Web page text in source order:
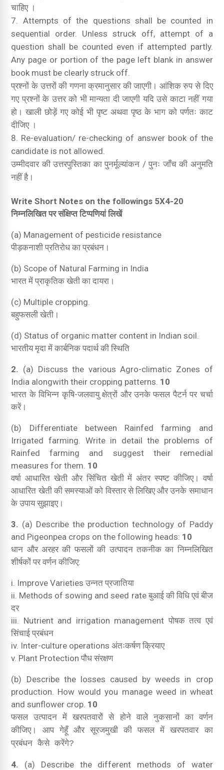
चाहिए ।
Attempts of the questions shall be counted in
sequential order. Unless struck off, attempt of a
question shall be counted even if attempted partly.
Any page or portion of the page left blank in answer
book must be clearly struck off.
प्रश्नों के उत्तरों की गणना क्रमानुसार की जाएगी। आंशिक रुप से दिए
गए प्रश्नों के उत्तर को भी मान्यता दी जाएगी यदि उसे काटा नहीं गया
हो। खाली छोड़ें गए कोई भी पृष्ट अथवा पृष्ठ के भाग को पर्णतः काट
दीजिए ।
Re-evaluation/ re-checking of answer book of the
candidate is not allowed.
उम्मीदवार की उत्तरपुस्तिका का पुनर्मूल्यांकन / पुनः जाँच की अनुमति
नहीं है।
Write Short Notes on the followings 5X4-20
निम्नलिखित पर संक्षिप्त टिप्पणियां लिखें
(a) Management of pesticide resistance
पीड़कनाशी प्रतिरोध का प्रबंधन।
(b) Scope of Natural Farming in India
भारत में प्राकृतिक खेती का दायरा।
(c) Multiple cropping.
बहुफसली खेती।
(d) Status of organic matter content in Indian soil.
भारतीय मृदा में कार्बनिक पदार्थ की स्थिति
2. (a) Discuss the various Agro-climatic Zones of
India alongwith their cropping patterns. 10
भारत के विभिन्न कृषि-जलवायु क्षेत्रों और उनके फसल पैटर्न पर चर्चा
करें।
(b) Differentiate between Rainfed farming and
Irrigated farming. Write in detail the problems of
Rainfed farming and suggest their remedial
measures for them. 10
वर्षा आधारित खेती और सिंचित खेती में अंतर स्पष्ट कीजिए। वर्षा
आधारित खेती की समस्याओं को विस्तार से लिखिए और उनके समाधान
के उपाय सुझाइए।
3. (a) Describe the production technology of Paddy
and Pigeonpea crops on the following heads: 10
धान और अरहर की फसलों की उत्पादन तकनीक का निम्नलिखित
शीर्षकों पर वर्णन कीजिए:
i. Improve Varieties उन्नत प्रजातिया
ii. Methods of sowing and seed rate बुआई की विधि एवं बीज
दर
iii. Nutrient and irrigation management पोषक तत्व एवं
सिंचाई प्रबंधन
iv. Inter-culture operations अंतःकर्षण क्रियाए
v. Plant Protection पौध संरक्षण
(b) Describe the losses caused by weeds in crop
production. How would you manage weed in wheat
and sunflower crop. 10
फसल उत्पादन में खरपतवारों से होने वाले नुकसानों का वर्णन
कीजिए। आप गेहूँ और सूरजमुखी की फसल में खरपतवार का
प्रबंधन कैसे करेंगे?
4. (a) Describe the different methods of water